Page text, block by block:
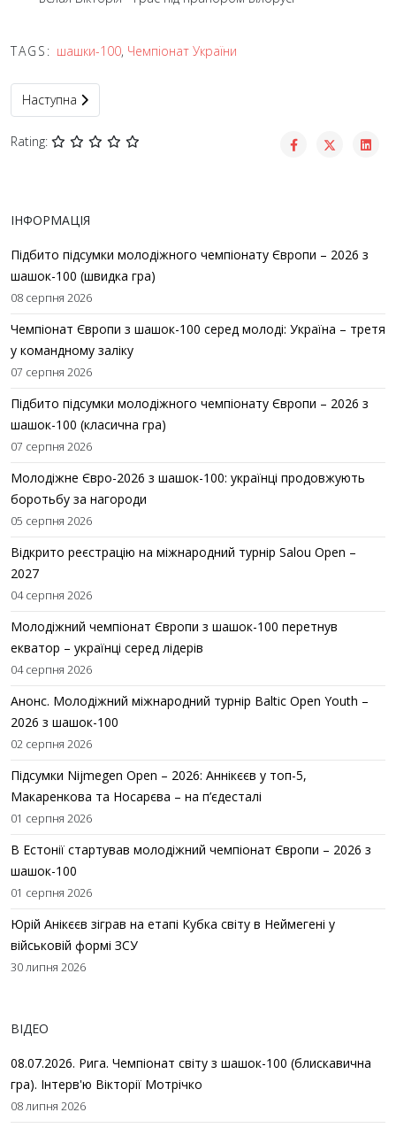
TAGS: шашки-100, Чемпіонат України
Наступна стаття: Чемпіонати України з шашок-100 серед
Наступна
Rating:
ІНФОРМАЦІЯ
Підбито підсумки молодіжного чемпіонату Європи – 2026 з
шашок-100 (швидка гра)
08 серпня 2026
Чемпіонат Європи з шашок-100 серед молоді: Україна – третя
у командному заліку
07 серпня 2026
Підбито підсумки молодіжного чемпіонату Європи – 2026 з
шашок-100 (класична гра)
07 серпня 2026
Молодіжне Євро-2026 з шашок-100: українці продовжують
боротьбу за нагороди
05 серпня 2026
Відкрито реєстрацію на міжнародний турнір Salou Open –
2027
04 серпня 2026
Молодіжний чемпіонат Європи з шашок-100 перетнув
екватор – українці серед лідерів
04 серпня 2026
Анонс. Молодіжний міжнародний турнір Baltic Open Youth –
2026 з шашок-100
02 серпня 2026
Підсумки Nijmegen Open – 2026: Аннікєєв у топ-5,
Макаренкова та Носарєва – на п’єдесталі
01 серпня 2026
В Естонії стартував молодіжний чемпіонат Європи – 2026 з
шашок-100
01 серпня 2026
Юрій Анікєєв зіграв на етапі Кубка світу в Неймегені у
військовій формі ЗСУ
30 липня 2026
ВІДЕО
08.07.2026. Рига. Чемпіонат світу з шашок-100 (блискавична
гра). Інтерв'ю Вікторії Мотрічко
08 липня 2026